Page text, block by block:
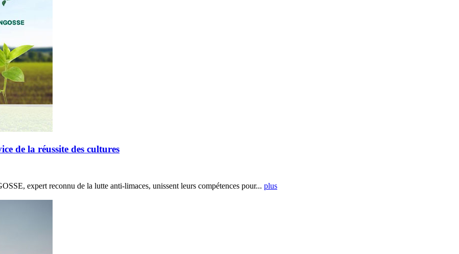
de la réussite des cultures
expert reconnu de la lutte anti-limaces, unissent leurs compétences pour... plus